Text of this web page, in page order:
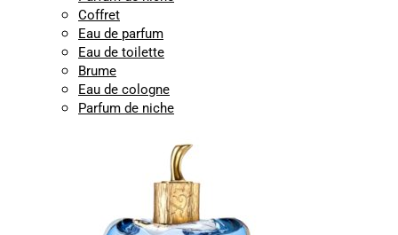
Coffret
Eau de parfum
Eau de toilette
Brume
Eau de cologne
Parfum de niche